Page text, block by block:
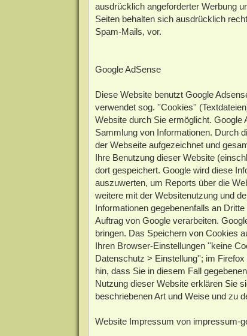
ausdrücklich angeforderter Werbung
Seiten behalten sich ausdrücklich
Spam-Mails, vor.
Google AdSense
Diese Website benutzt Google
verwendet sog. ''Cookies''
Website durch Sie ermöglicht.
Sammlung von Informationen. Durch
der Webseite aufgezeichnet und
Ihre Benutzung dieser Website
dort gespeichert. Google wird diese
auszuwerten, um Reports über die
weitere mit der Websitenutzung und
Informationen gegebenenfalls an
Auftrag von Google verarbeiten.
bringen. Das Speichern von Cookies
Ihren Browser-Einstellungen ''keine
Datenschutz > Einstellung''; im
hin, dass Sie in diesem Fall
Nutzung dieser Website erklären Sie
beschriebenen Art und Weise und zu
Website Impressum von impressum-